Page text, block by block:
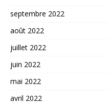
septembre 2022
août 2022
juillet 2022
juin 2022
mai 2022
avril 2022